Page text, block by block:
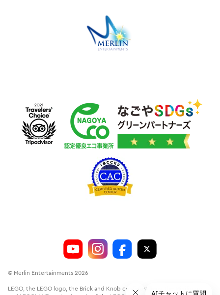
© Merlin Entertainments 2026
LEGO, the LEGO logo, the Brick and Knob configurations, the Minifigure